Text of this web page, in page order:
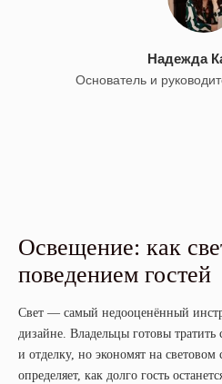
Надежда
Основатель и
Освещение: как
поведением гостей
Свет — самый недооценённый
дизайне. Владельцы готовы тратить
и отделку, но экономят на
определяет, как долго гость